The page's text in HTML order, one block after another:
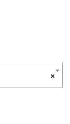
×